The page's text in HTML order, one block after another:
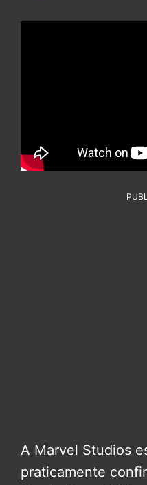
A Marvel Studios
praticamente